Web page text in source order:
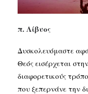
π. Λίβυος
Δυσκολευόμαστε
Θεός εισέρχεται
διαφορετικούς
που ξεπερνάνε την